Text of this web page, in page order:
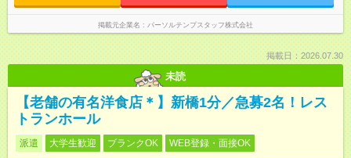
掲載元企業名 パーソルテンプスタッフ株式会社
掲載日：2026.07.30
未読
【老舗の有名洋食店＊】新橋1分／急募2名！レス
トランホール
派遣 大学生歓迎 ブランクOK WEB登録・面接OK